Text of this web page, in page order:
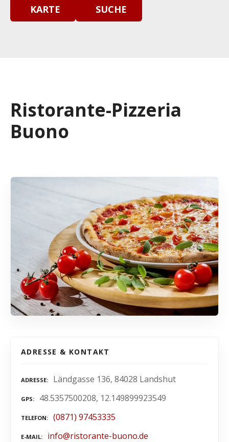
KARTE SUCHE
Ristorante-Pizzeria
Buono
ADRESSE & KONTAKT
ADRESSE Ländgasse 136, 84028 Landshut
GPS 48.5357500208, 12.149899923549
TELEFON (0871) 97453335
E-MAIL info@ristorante-buono.de